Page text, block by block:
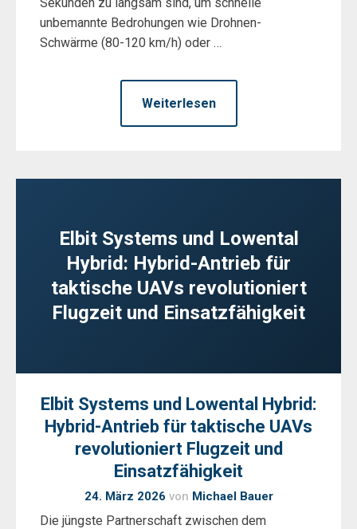
unbemannte Bedrohungen wie Drohnen-
Schwärme (80-120 km/h) oder …
Weiterlesen
Elbit Systems und Lowental
Hybrid: Hybrid-Antrieb für
taktische UAVs revolutioniert
Flugzeit und Einsatzfähigkeit
Elbit Systems und Lowental Hybrid:
Hybrid-Antrieb für taktische UAVs
revolutioniert Flugzeit und
Einsatzfähigkeit
24. März 2026 von Michael Bauer
Die jüngste Partnerschaft zwischen dem